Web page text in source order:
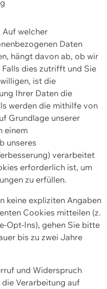
Auf welcher
Daten
hängt davon ab, ob wir
dies zutrifft und Sie
ist die
Ihrer Daten die
werden die mithilfe von
Grundlage unserer
einem
unseres
verarbeitet
erforderlich ist, um
zu erfüllen.
keine expliziten Angaben
Cookies mitteilen (z.
Opt-Ins), gehen Sie bitte
bis zu zwei Jahre
und Widerspruch
Verarbeitung auf